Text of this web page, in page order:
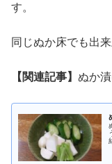
す。
同じぬか床でも出
【関連記事】 ぬか